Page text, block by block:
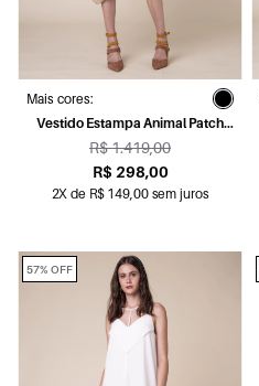
Mais cores:
Vestido Estampa Animal Patch
Estampado
R$ 1.419,00
R$ 298,00
2X de R$ 149,00 sem juros
57% OFF